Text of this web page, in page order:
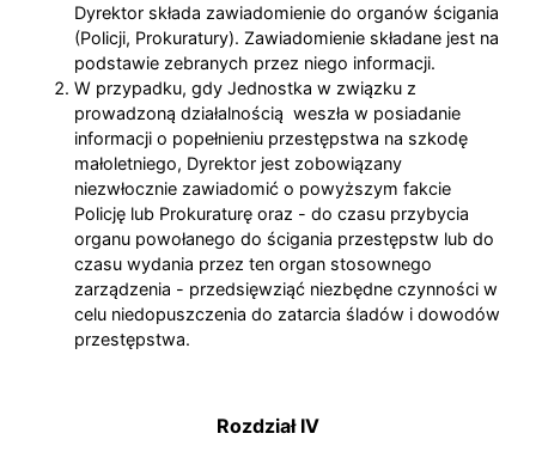
Dyrektor składa zawiadomienie do organów ścigania
(Policji, Prokuratury). Zawiadomienie składane jest na
podstawie zebranych przez niego informacji.
W przypadku, gdy Jednostka w związku z
prowadzoną działalnością weszła w posiadanie
informacji o popełnieniu przestępstwa na szkodę
małoletniego, Dyrektor jest zobowiązany
niezwłocznie zawiadomić o powyższym fakcie
Policję lub Prokuraturę oraz - do czasu przybycia
organu powołanego do ścigania przestępstw lub do
czasu wydania przez ten organ stosownego
zarządzenia - przedsięwziąć niezbędne czynności w
celu niedopuszczenia do zatarcia śladów i dowodów
przestępstwa.
Rozdział IV